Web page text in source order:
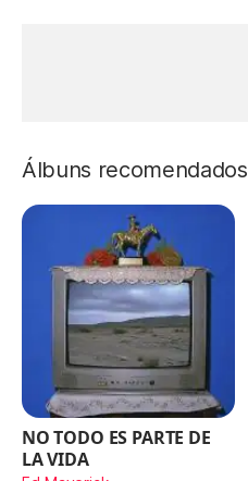
Álbuns recomendados
NO TODO ES PARTE DE
LA VIDA